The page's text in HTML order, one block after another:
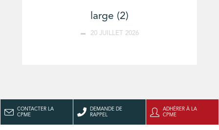
large (2)
20 JUILLET 2026
CONTACTER LA
CPME
DEMANDE DE
RAPPEL
ADHÉRER À LA
CPME